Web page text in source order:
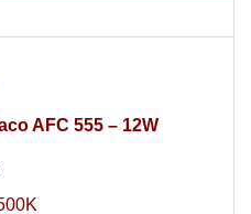
AFC 555 – 12W